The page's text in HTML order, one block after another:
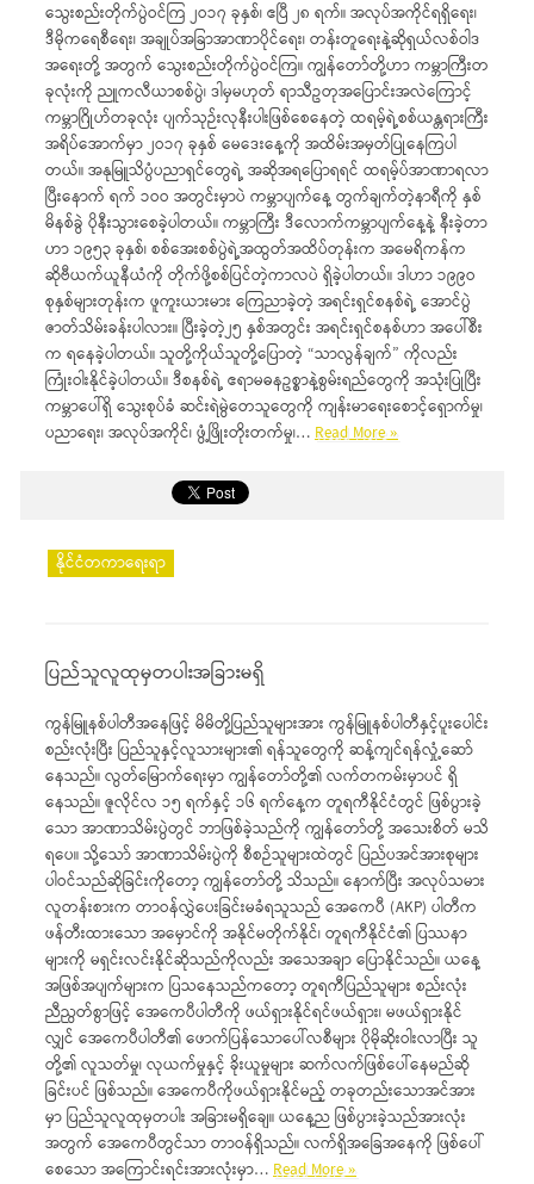
သွေးစည်းတိုက်ပွဲဝင်ကြ ၂ဝ၁၇ ခုနှစ်၊ ဧပြီ ၂၈ ရက်။ အလုပ်အကိုင်ရရှိရေး၊
ဒီမိုကရေစီရေး၊ အချုပ်အခြာအာဏာပိုင်ရေး၊ တန်းတူရေးနဲ့ဆိုရှယ်လစ်ဝါဒ
အရေးတို့ အတွက် သွေးစည်းတိုက်ပွဲဝင်ကြ။ ကျွန်တော်တို့ဟာ ကမ္ဘာကြီးတ
ခုလုံးကို ညူကလီယာစစ်ပွဲ၊ ဒါမှမဟုတ် ရာသီဥတုအပြောင်းအလဲကြောင့်
ကမ္ဘာဂြိုဟ်တခုလုံး ပျက်သုဉ်းလုနီးပါးဖြစ်စေနေတဲ့ ထရမ့်ရဲ့စစ်ယန္တရားကြီး
အရိပ်အောက်မှာ ၂ဝ၁၇ ခုနှစ် မေဒေးနေ့ကို အထိမ်းအမှတ်ပြုနေကြပါ
တယ်။ အနုမြူသိပ္ပံပညာရှင်တွေရဲ့ အဆိုအရပြောရရင် ထရမ့်ပ်အာဏာရလာ
ပြီးနောက် ရက် ၁ဝဝ အတွင်းမှာပဲ ကမ္ဘာပျက်နေ့ တွက်ချက်တဲ့နာရီကို နှစ်
မိနစ်ခွဲ ပိုနီးသွားစေခဲ့ပါတယ်။ ကမ္ဘာကြီး ဒီလောက်ကမ္ဘာပျက်နေ့နဲ့ နီးခဲ့တာ
ဟာ ၁၉၅၃ ခုနှစ်၊ စစ်အေးစစ်ပွဲရဲ့အထွတ်အထိပ်တုန်းက အမေရိကန်က
ဆိုဗီယက်ယူနီယံကို တိုက်ဖို့စစ်ပြင်တဲ့ကာလပဲ ရှိခဲ့ပါတယ်။ ဒါဟာ ၁၉၉ဝ
စုနှစ်များတုန်းက ဖူကူးယားမား ကြေညာခဲ့တဲ့ အရင်းရှင်စနစ်ရဲ့ အောင်ပွဲ
ဇာတ်သိမ်းခန်းပါလား။ ပြီးခဲ့တဲ့၂၅ နှစ်အတွင်း အရင်းရှင်စနစ်ဟာ အပေါ်စီး
က ရနေခဲ့ပါတယ်။ သူတို့ကိုယ်သူတို့ပြောတဲ့ “သာလွန်ချက်” ကိုလည်း
ကြုံးဝါးနိုင်ခဲ့ပါတယ်။ ဒီစနစ်ရဲ့ ဧရာမဓနဥစ္စာနဲ့စွမ်းရည်တွေကို အသုံးပြုပြီး
ကမ္ဘာပေါ်ရှိ သွေးစုပ်ခံ ဆင်းရဲမွဲတေသူတွေကို ကျန်းမာရေးစောင့်ရှောက်မှု၊
ပညာရေး၊ အလုပ်အကိုင်၊ ဖွံ့ဖြိုးတိုးတက်မှု၊…Read More »
နိုင်ငံတကာရေးရာ
ပြည်သူလူထုမှတပါးအခြားမရှိ
ကွန်မြူနစ်ပါတီအနေဖြင့် မိမိတို့ပြည်သူများအား ကွန်မြူနစ်ပါတီနှင့်ပူးပေါင်း
စည်းလုံးပြီး ပြည်သူနှင့်လူသားများ၏ ရန်သူတွေကို ဆန့်ကျင်ရန်လှုံ့ဆော်
နေသည်။ လွတ်မြောက်ရေးမှာ ကျွန်တော်တို့၏ လက်တကမ်းမှာပင် ရှိ
နေသည်။ ဇူလိုင်လ ၁၅ ရက်နှင့် ၁၆ ရက်နေ့က တူရကီနိုင်ငံတွင် ဖြစ်ပွားခဲ့
သော အာဏာသိမ်းပွဲတွင် ဘာဖြစ်ခဲ့သည်ကို ကျွန်တော်တို့ အသေးစိတ် မသိ
ရပေ။ သို့သော် အာဏာသိမ်းပွဲကို စီစဉ်သူများထဲတွင် ပြည်ပအင်အားစုများ
ပါဝင်သည်ဆိုခြင်းကိုတော့ ကျွန်တော်တို့ သိသည်။ နောက်ပြီး အလုပ်သမား
လူတန်းစားက တာဝန်လွှဲပေးခြင်းမခံရသူသည် အေကေပီ (AKP) ပါတီက
ဖန်တီးထားသော အမှောင်ကို အနိုင်မတိုက်နိုင်၊ တူရကီနိုင်ငံ၏ ပြဿနာ
များကို မရှင်းလင်းနိုင်ဆိုသည်ကိုလည်း အသေအချာ ပြောနိုင်သည်။ ယနေ့
အဖြစ်အပျက်များက ပြသနေသည်ကတော့ တူရကီပြည်သူများ စည်းလုံး
ညီညွတ်စွာဖြင့် အေကေပီပါတီကို ဖယ်ရှားနိုင်ရင်ဖယ်ရှား၊ မဖယ်ရှားနိုင်
လျှင် အေကေပီပါတီ၏ ဖောက်ပြန်သောပေါ်လစီများ ပိုမိုဆိုးဝါးလာပြီး သူ
တို့၏ လူသတ်မှု၊ လုယက်မှုနှင့် ခိုးယူမှုများ ဆက်လက်ဖြစ်ပေါ်နေမည်ဆို
ခြင်းပင် ဖြစ်သည်။ အေကေပီကိုဖယ်ရှားနိုင်မည့် တခုတည်းသောအင်အား
မှာ ပြည်သူလူထုမှတပါး အခြားမရှိချေ။ ယနေ့ည ဖြစ်ပွားခဲ့သည်အားလုံး
အတွက် အေကေပီတွင်သာ တာဝန်ရှိသည်။ လက်ရှိအခြေအနေကို ဖြစ်ပေါ်
စေသော အကြောင်းရင်းအားလုံးမှာ…Read More »